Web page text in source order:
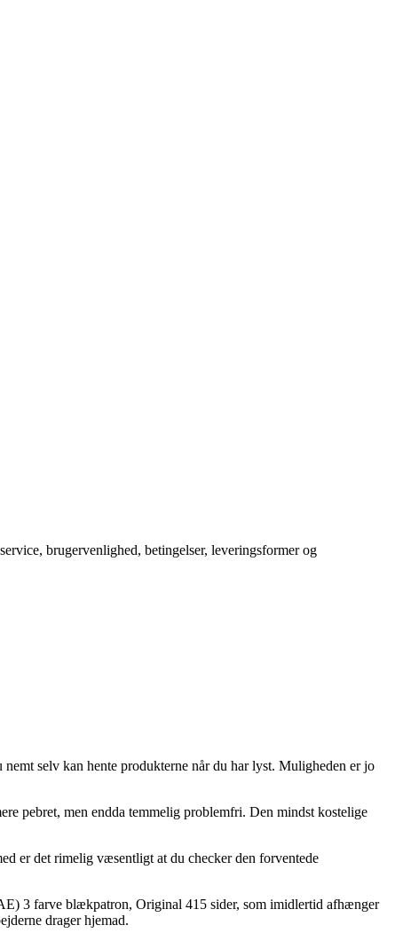
brugervenlighed, betingelser, leveringsformer og
selv kan hente produkterne når du har lyst. Muligheden er jo
pebret, men endda temmelig problemfri. Den mindst kostelige
er det rimelig væsentligt at du checker den forventede
3 farve blækpatron, Original 415 sider, som imidlertid afhænger
drager hjemad.